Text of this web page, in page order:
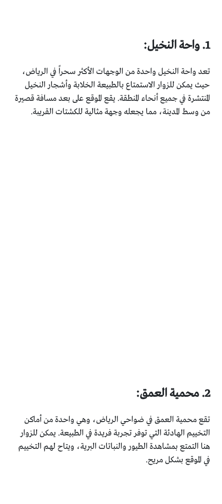
1. واحة النخيل:
تعد واحة النخيل واحدة من الوجهات الأكثر سحراً في الرياض،
حيث يمكن للزوار الاستمتاع بالطبيعة الخلابة وأشجار النخيل
المنتشرة في جميع أنحاء المنطقة. يقع الموقع على بعد مسافة قصيرة
من وسط المدينة، مما يجعله وجهة مثالية للكشتات القريبة.
2. محمية العمق:
تقع محمية العمق في ضواحي الرياض، وهي واحدة من أماكن
التخييم الهادئة التي توفر تجربة فريدة في الطبيعة. يمكن للزوار
هنا التمتع بمشاهدة الطيور والنباتات البرية، ويتاح لهم التخييم
في الموقع بشكل مريح.